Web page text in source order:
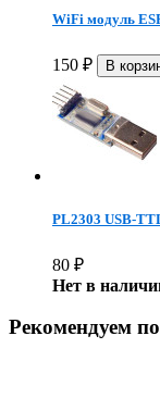
WiFi модуль
150 ₽
PL2303 USB-
80 ₽
Нет в
Рекомендуем